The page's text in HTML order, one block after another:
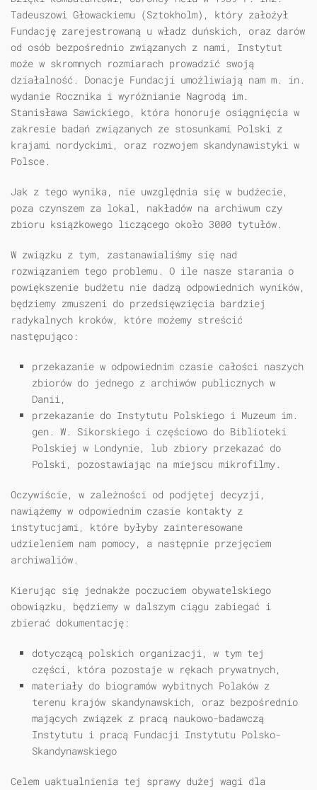
Tadeuszowi Głowackiemu (Sztokholm), który założył
Fundację zarejestrowaną u władz duńskich, oraz darów
od osób bezpośrednio związanych z nami, Instytut
może w skromnych rozmiarach prowadzić swoją
działalność. Donacje Fundacji umożliwiają nam m. in.
wydanie Rocznika i wyróżnianie Nagrodą im.
Stanisława Sawickiego, która honoruje osiągnięcia w
zakresie badań związanych ze stosunkami Polski z
krajami nordyckimi, oraz rozwojem skandynawistyki w
Polsce.
Jak z tego wynika, nie uwzględnia się w budżecie,
poza czynszem za lokal, nakładów na archiwum czy
zbioru książkowego liczącego około 3000 tytułów.
W związku z tym, zastanawialiśmy się nad
rozwiązaniem tego problemu. O ile nasze starania o
powiększenie budżetu nie dadzą odpowiednich wyników,
będziemy zmuszeni do przedsięwzięcia bardziej
radykalnych kroków, które możemy streścić
następująco:
przekazanie w odpowiednim czasie całości naszych
zbiorów do jednego z archiwów publicznych w
Danii,
przekazanie do Instytutu Polskiego i Muzeum im.
gen. W. Sikorskiego i częściowo do Biblioteki
Polskiej w Londynie, lub zbiory przekazać do
Polski, pozostawiając na miejscu mikrofilmy.
Oczywiście, w zależności od podjętej decyzji,
nawiążemy w odpowiednim czasie kontakty z
instytucjami, które byłyby zainteresowane
udzieleniem nam pomocy, a następnie przejęciem
archiwaliów.
Kierując się jednakże poczuciem obywatelskiego
obowiązku, będziemy w dalszym ciągu zabiegać i
zbierać dokumentację:
dotyczącą polskich organizacji, w tym tej
części, która pozostaje w rękach prywatnych,
materiały do biogramów wybitnych Polaków z
terenu krajów skandynawskich, oraz bezpośrednio
mających związek z pracą naukowo-badawczą
Instytutu i pracą Fundacji Instytutu Polsko-
Skandynawskiego
Celem uaktualnienia tej sprawy dużej wagi dla